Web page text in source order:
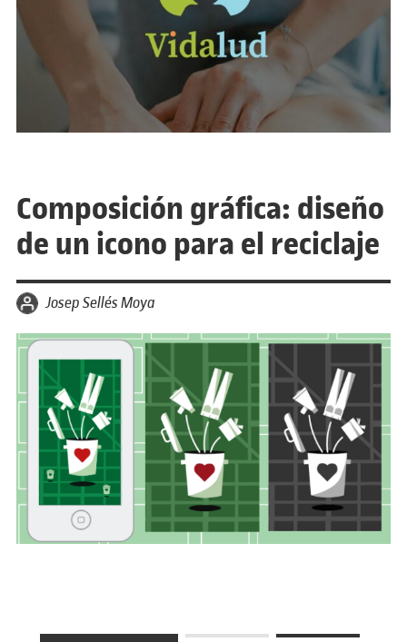
Composición gráfica: diseño
de un icono para el reciclaje
por Josep Sellés Moya